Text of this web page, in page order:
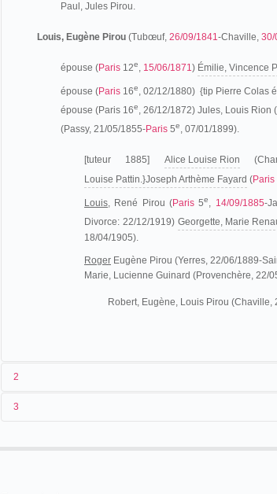
Paul, Jules Pirou.
Louis, Eugène Pirou (Tubœuf, 26/09/1841-Chaville, 30/
épouse (Paris 12e, 15/06/1871) Émilie, Vincence
épouse (Paris 16e, 02/12/1880) {tip Pierre Colas
épouse (Paris 16e, 26/12/1872) Jules, Louis Rion
(Passy, 21/05/1855-Paris 5e, 07/01/1899).
[tuteur 1885] Alice Louise Rion
Louise Pattin.}Joseph Arthème Fayard (Paris
Louis, René Pirou (Paris5e, 14/09/1885-
Divorce: 22/12/1919) Georgette, Marie
18/04/1905).
Roger Eugène Pirou (Yerres, 22/06/1889-
Marie, Lucienne Guinard (Provenchère, 22/
Robert, Eugène, Louis Pirou
2
3